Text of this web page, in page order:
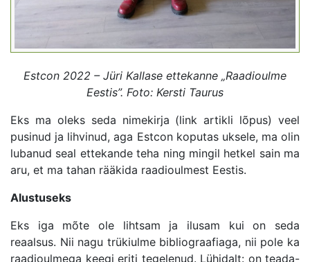
Estcon 2022 – Jüri Kallase ettekanne „Raadioulme
Eestis”. Foto: Kersti Taurus
Eks ma oleks seda nimekirja (link artikli lõpus) veel
pusinud ja lihvinud, aga Estcon koputas uksele, ma olin
lubanud seal ettekande teha ning mingil hetkel sain ma
aru, et ma tahan rääkida raadioulmest Eestis.
Alustuseks
Eks iga mõte ole lihtsam ja ilusam kui on seda
reaalsus. Nii nagu trükiulme bibliograafiaga, nii pole ka
raadioulmega keegi eriti tegelenud. Lühidalt: on teada-